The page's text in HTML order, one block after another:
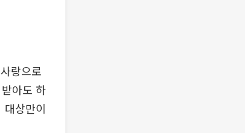
랑으로
아도 하
대상만이